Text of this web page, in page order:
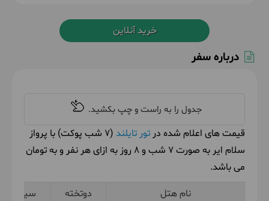
خرید آنلاین
درباره سفر
قیمت های اعلام شده در تور تایلند
(7 شب پوکت) با پرواز
سلام ایر به صورت 7 شب و 8 روز به ازای هر نفر و به تومان
می باشد.
نام هتل
دوتخته
سینگل